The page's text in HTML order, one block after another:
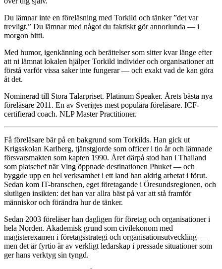
Du lämnar inte en föreläsning med Torkild och tänker ”det var
trevligt.” Du lämnar med något du faktiskt gör annorlunda — i
morgon bitti.
Med humor, igenkänning och berättelser som sitter kvar länge efter
att ni lämnat lokalen hjälper Torkild individer och organisationer att
förstå varför vissa saker inte fungerar — och exakt vad de kan göra
åt det.
Nominerad till Stora Talarpriset. Platinum Speaker. Årets bästa nya
föreläsare 2011. En av Sveriges mest populära föreläsare. ICF-
certifierad coach. NLP Master Practitioner.
Få föreläsare bär på en bakgrund som Torkilds. Han gick ut
Krigsskolan Karlberg, tjänstgjorde som officer i tio år och lämnade
försvarsmakten som kapten 1990. Året därpå stod han i Thailand
som platschef när Ving öppnade destinationen Phuket — och
byggde upp en hel verksamhet i ett land han aldrig arbetat i förut.
Sedan kom IT-branschen, eget företagande i Öresundsregionen, och
slutligen insikten: det han var allra bäst på var att stå framför
människor och förändra hur de tänker.
Sedan 2003 föreläser han dagligen för företag och organisationer i
hela Norden. Akademisk grund som civilekonom med
magisterexamen i företagsstrategi och organisationsutveckling —
men det är fyrtio år av verkligt ledarskap i pressade situationer som
ger hans verktyg sin tyngd.